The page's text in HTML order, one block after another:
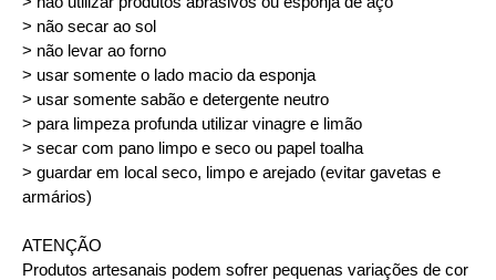
> não secar ao sol
> não levar ao forno
> usar somente o lado macio da esponja
> usar somente sabão e detergente neutro
> para limpeza profunda utilizar vinagre e limão
> secar com pano limpo e seco ou papel toalha
> guardar em local seco, limpo e arejado (evitar gavetas e
armários)
ATENÇÃO
Produtos artesanais podem sofrer pequenas variações de cor